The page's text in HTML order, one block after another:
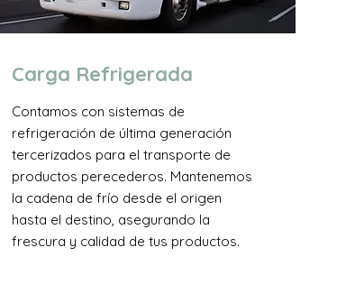
Carga Refrigerada
Contamos con sistemas de
refrigeración de última generación
tercerizados para el transporte de
productos perecederos. Mantenemos
la cadena de frío desde el origen
hasta el destino, asegurando la
frescura y calidad de tus productos.